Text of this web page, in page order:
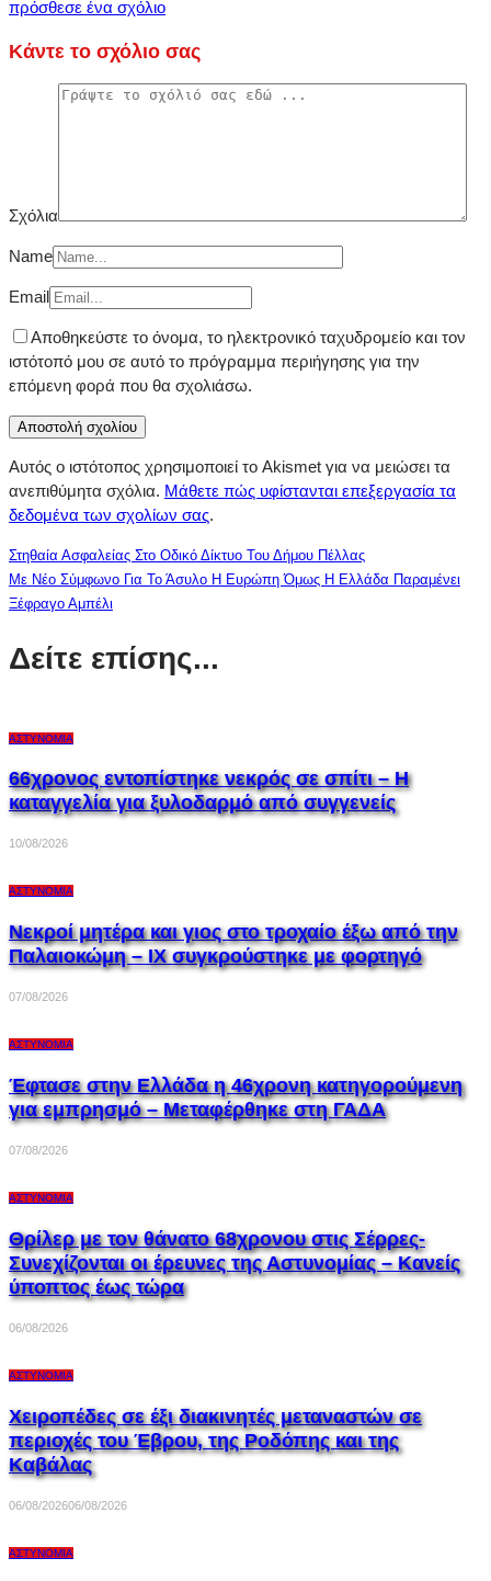
πρόσθεσε ένα σχόλιο
Κάντε το σχόλιο σας
Σχόλια
Name
Email
Αποθηκεύστε το όνομα, το ηλεκτρονικό ταχυδρομείο και τον
ιστότοπό μου σε αυτό το πρόγραμμα περιήγησης για την
επόμενη φορά που θα σχολιάσω.
Αυτός ο ιστότοπος χρησιμοποιεί το Akismet για να μειώσει τα
ανεπιθύμητα σχόλια. Μάθετε πώς υφίστανται επεξεργασία τα
δεδομένα των σχολίων σας.
Στηθαία Ασφαλείας Στο Οδικό Δίκτυο Του Δήμου Πέλλας
Με Νέο Σύμφωνο Για Το Άσυλο Η Ευρώπη Όμως Η Ελλάδα Παραμένει
Ξέφραγο Αμπέλι
Δείτε επίσης...
ΑΣΤΥΝΟΜΊΑ
66χρονος εντοπίστηκε νεκρός σε σπίτι – Η
καταγγελία για ξυλοδαρμό από συγγενείς
10/08/2026
ΑΣΤΥΝΟΜΊΑ
Νεκροί μητέρα και γιος στο τροχαίο έξω από την
Παλαιοκώμη – ΙΧ συγκρούστηκε με φορτηγό
07/08/2026
ΑΣΤΥΝΟΜΊΑ
Έφτασε στην Ελλάδα η 46χρονη κατηγορούμενη
για εμπρησμό – Μεταφέρθηκε στη ΓΑΔΑ
07/08/2026
ΑΣΤΥΝΟΜΊΑ
Θρίλερ με τον θάνατο 68χρονου στις Σέρρες-
Συνεχίζονται οι έρευνες της Αστυνομίας – Κανείς
ύποπτος έως τώρα
06/08/2026
ΑΣΤΥΝΟΜΊΑ
Χειροπέδες σε έξι διακινητές μεταναστών σε
περιοχές του Έβρου, της Ροδόπης και της
Καβάλας
06/08/202606/08/2026
ΑΣΤΥΝΟΜΊΑ